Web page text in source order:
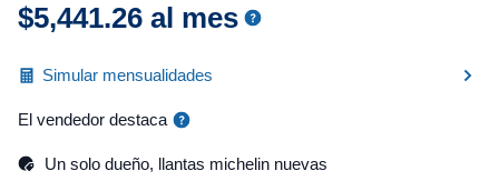
$5,441.26 al mes
Simular mensualidades
El vendedor destaca
Un solo dueño, llantas michelin nuevas